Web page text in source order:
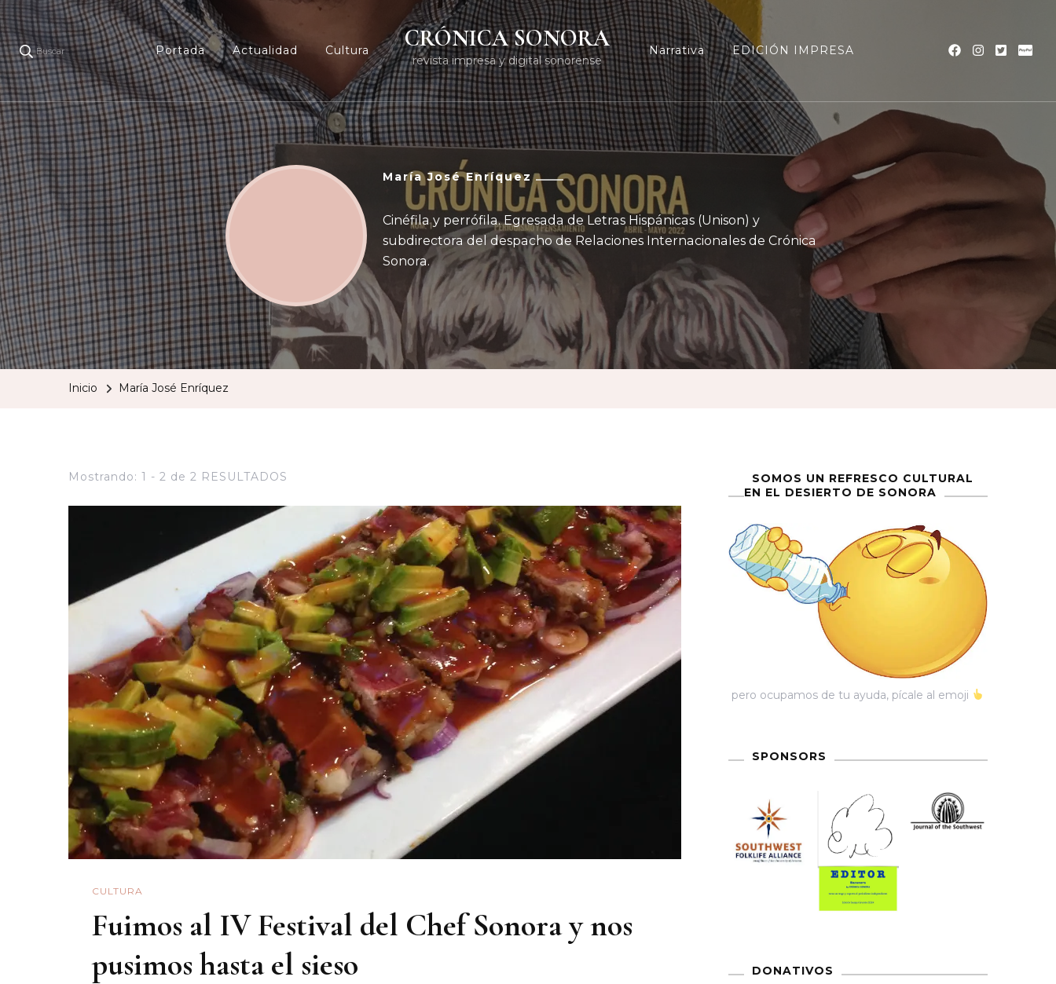
Buscar Portada Actualidad Cultura CRÓNICA SONORA
revista impresa y digital sonorense
Narrativa EDICIÓN IMPRESA
María José Enríquez
Cinéfila y perrófila. Egresada de Letras Hispánicas (Unison) y
subdirectora del despacho de Relaciones Internacionales de Crónica
Sonora.
Inicio María José Enríquez
Mostrando: 1 - 2 de 2 RESULTADOS
CULTURA
Fuimos al IV Festival del Chef Sonora y nos
pusimos hasta el sieso
SOMOS UN REFRESCO CULTURAL
EN EL DESIERTO DE SONORA
pero ocupamos de tu ayuda, pícale al emoji
SPONSORS
DONATIVOS